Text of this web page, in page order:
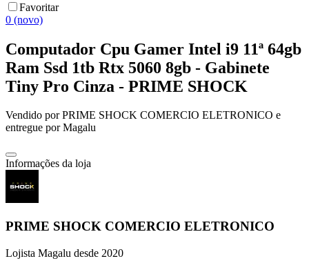
Favoritar
0 (novo)
Computador Cpu Gamer Intel i9 11ª 64gb
Ram Ssd 1tb Rtx 5060 8gb - Gabinete
Tiny Pro Cinza - PRIME SHOCK
Vendido porPRIME SHOCK COMERCIO ELETRONICO e
entregue por Magalu
Informações da loja
PRIME SHOCK COMERCIO ELETRONICO
Lojista Magalu desde 2020